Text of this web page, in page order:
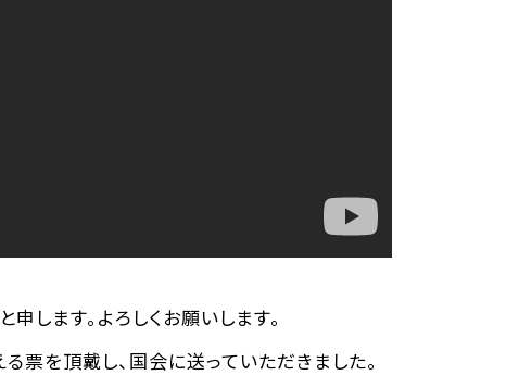
します。よろしくお願いします。
票を頂戴し、国会に送っていただきました。